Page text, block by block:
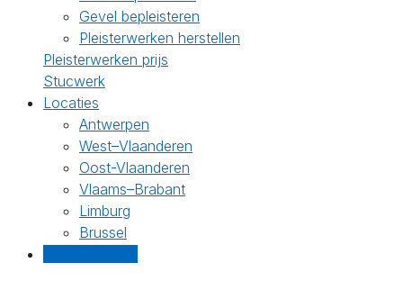
Gevel bepleisteren
Pleisterwerken herstellen
Pleisterwerken prijs
Stucwerk
Locaties
Antwerpen
West–Vlaanderen
Oost-Vlaanderen
Vlaams–Brabant
Limburg
Brussel